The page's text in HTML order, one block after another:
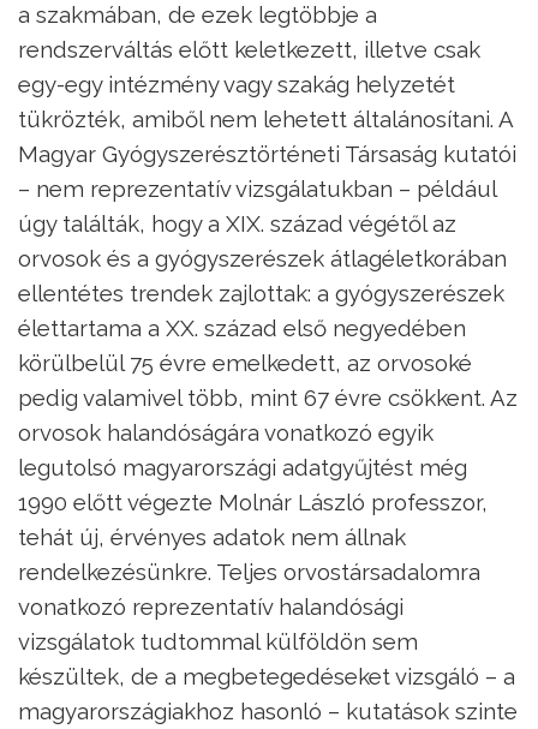
a szakmában, de ezek legtöbbje a
rendszerváltás előtt keletkezett, illetve csak
egy-egy intézmény vagy szakág helyzetét
tükrözték, amiből nem lehetett általánosítani. A
Magyar Gyógyszerésztörténeti Társaság kutatói
– nem reprezentatív vizsgálatukban – például
úgy találták, hogy a XIX. század végétől az
orvosok és a gyógyszerészek átlagéletkorában
ellentétes trendek zajlottak: a gyógyszerészek
élettartama a XX. század első negyedében
körülbelül 75 évre emelkedett, az orvosoké
pedig valamivel több, mint 67 évre csökkent. Az
orvosok halandóságára vonatkozó egyik
legutolsó magyarországi adatgyűjtést még
1990 előtt végezte Molnár László professzor,
tehát új, érvényes adatok nem állnak
rendelkezésünkre. Teljes orvostársadalomra
vonatkozó reprezentatív halandósági
vizsgálatok tudtommal külföldön sem
készültek, de a megbetegedéseket vizsgáló – a
magyarországiakhoz hasonló – kutatások szinte